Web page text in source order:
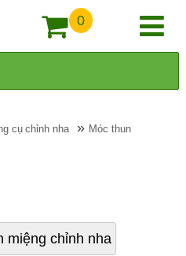
0
cụ chỉnh nha » Móc thun
miệng chỉnh nha